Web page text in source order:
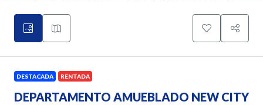
DESTACADA RENTADA
DEPARTAMENTO AMUEBLADO NEW CITY